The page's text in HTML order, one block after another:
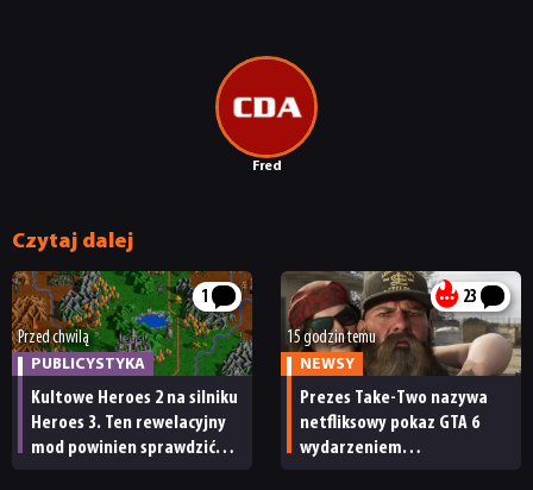
Fred
Czytaj dalej
1
Przed chwilą
PUBLICYSTYKA
Kultowe Heroes 2 na silniku
Heroes 3. Ten rewelacyjny
mod powinien sprawdzić
23
15 godzin temu
NEWSY
Prezes Take-Two nazywa
netfliksowy pokaz GTA 6
wydarzeniem